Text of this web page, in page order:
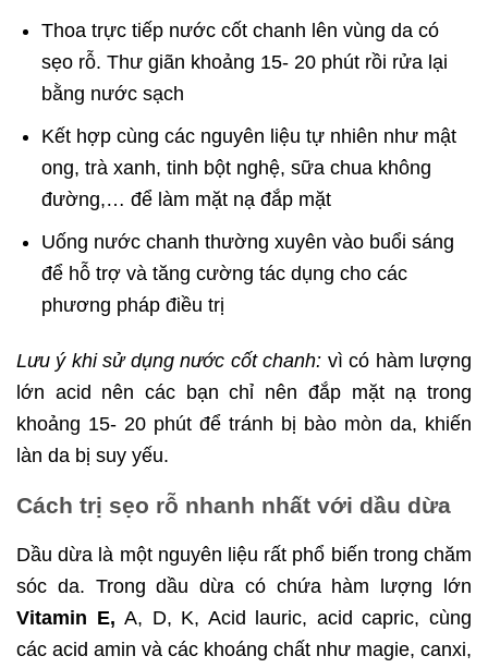
Thoa trực tiếp nước cốt chanh lên vùng da có
sẹo rỗ. Thư giãn khoảng 15- 20 phút rồi rửa lại
bằng nước sạch
Kết hợp cùng các nguyên liệu tự nhiên như mật
ong, trà xanh, tinh bột nghệ, sữa chua không
đường,… để làm mặt nạ đắp mặt
Uống nước chanh thường xuyên vào buổi sáng
để hỗ trợ và tăng cường tác dụng cho các
phương pháp điều trị
Lưu ý khi sử dụng nước cốt chanh: vì có hàm lượng
lớn acid nên các bạn chỉ nên đắp mặt nạ trong
khoảng 15- 20 phút để tránh bị bào mòn da, khiến
làn da bị suy yếu.
Cách trị sẹo rỗ nhanh nhất với dầu dừa
Dầu dừa là một nguyên liệu rất phổ biến trong chăm
sóc da. Trong dầu dừa có chứa hàm lượng lớn
Vitamin E,A, D, K, Acid lauric, acid capric, cùng
các acid amin và các khoáng chất như magie, canxi,